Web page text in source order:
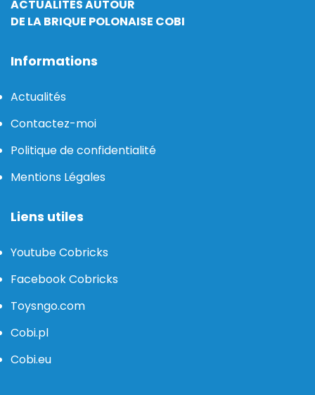
ACTUALITÉS AUTOUR
DE LA BRIQUE POLONAISE COBI
Informations
Actualités
Contactez-moi
Politique de confidentialité
Mentions Légales
Liens utiles
Youtube Cobricks
Facebook Cobricks
Toysngo.com
Cobi.pl
Cobi.eu